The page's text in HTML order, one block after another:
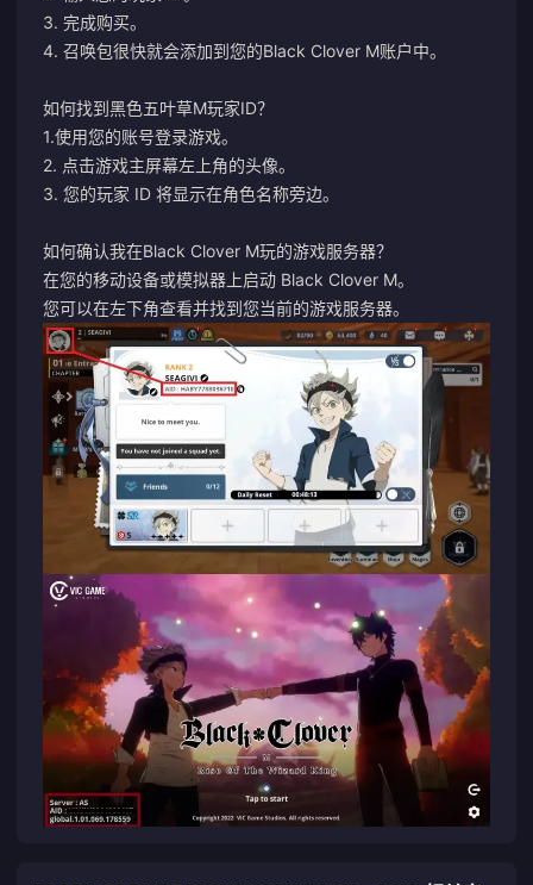
3. 完成购买。
4. 召唤包很快就会添加到您的Black Clover M账户中。
如何找到黑色五叶草M玩家ID？
1.使用您的账号登录游戏。
2. 点击游戏主屏幕左上角的头像。
3. 您的玩家 ID 将显示在角色名称旁边。
如何确认我在Black Clover M玩的游戏服务器？
在您的移动设备或模拟器上启动 Black Clover M。
您可以在左下角查看并找到您当前的游戏服务器。